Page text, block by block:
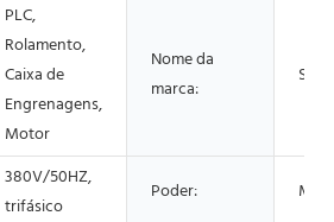
PLC,
Rolamento,
Caixa de
Engrenagens,
Motor
Nome da
marca:
380V/50HZ,
trifásico
Poder: